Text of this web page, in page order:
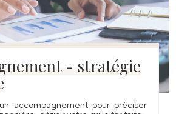
- stratégie
accompagnement pour préciser